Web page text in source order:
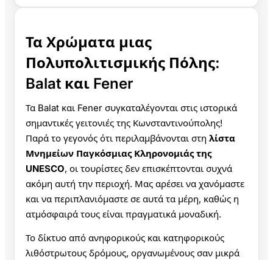
Τα Χρώματα μιας
Πολυπολιτισμικής Πόλης:
Balat και Fener
Τα Balat και Fener συγκαταλέγονται στις ιστορικά
σημαντικές γειτονιές της Κωνσταντινούπολης!
Παρά το γεγονός ότι περιλαμβάνονται στη λίστα
Μνημείων Παγκόσμιας Κληρονομιάς της
UNESCO, οι τουρίστες δεν επισκέπτονται συχνά
ακόμη αυτή την περιοχή. Μας αρέσει να χανόμαστε
και να περιπλανιόμαστε σε αυτά τα μέρη, καθώς η
ατμόσφαιρά τους είναι πραγματικά μοναδική.
Το δίκτυο από ανηφορικούς και κατηφορικούς
λιθόστρωτους δρόμους, οργανωμένους σαν μικρά